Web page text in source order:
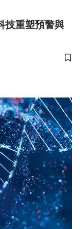
技重塑預警與
儲